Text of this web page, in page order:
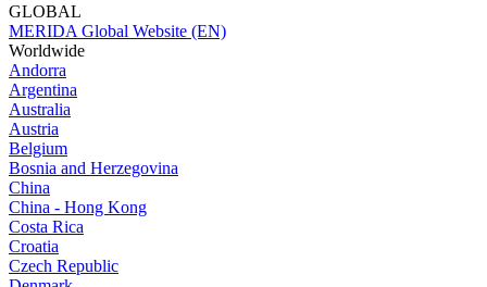
GLOBAL
MERIDA Global Website (EN)
Worldwide
Andorra
Argentina
Australia
Austria
Belgium
Bosnia and Herzegovina
China
China - Hong Kong
Costa Rica
Croatia
Czech Republic